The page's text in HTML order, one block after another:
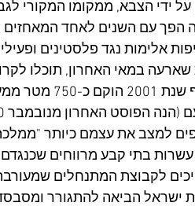
על ידי הצבא, ממקומו המקורי
הפך עם השנים לאחד המאחזים
אלימות נגד פלסטינים
במאי האחרון, תוכלו
חלפו להן
הפוסט האחרון מנובמבר 2020:
למצב את עצמם כיותר
בתי קבע מרווחים שכנגדם
לקבוצת המתנחלים
ישראל הביאה להתגורר